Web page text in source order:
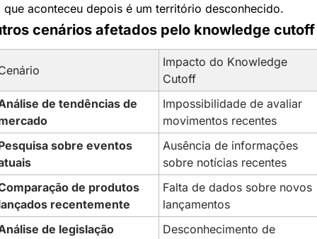
que aconteceu depois é um território desconhecido.
cenários afetados pelo knowledge cutoff
Impacto do Knowledge
Cutoff
de tendências de
Impossibilidade de avaliar
movimentos recentes
sobre eventos
Ausência de informações
sobre notícias recentes
de produtos
recentemente
Falta de dados sobre novos
lançamentos
de legislação
Desconhecimento de